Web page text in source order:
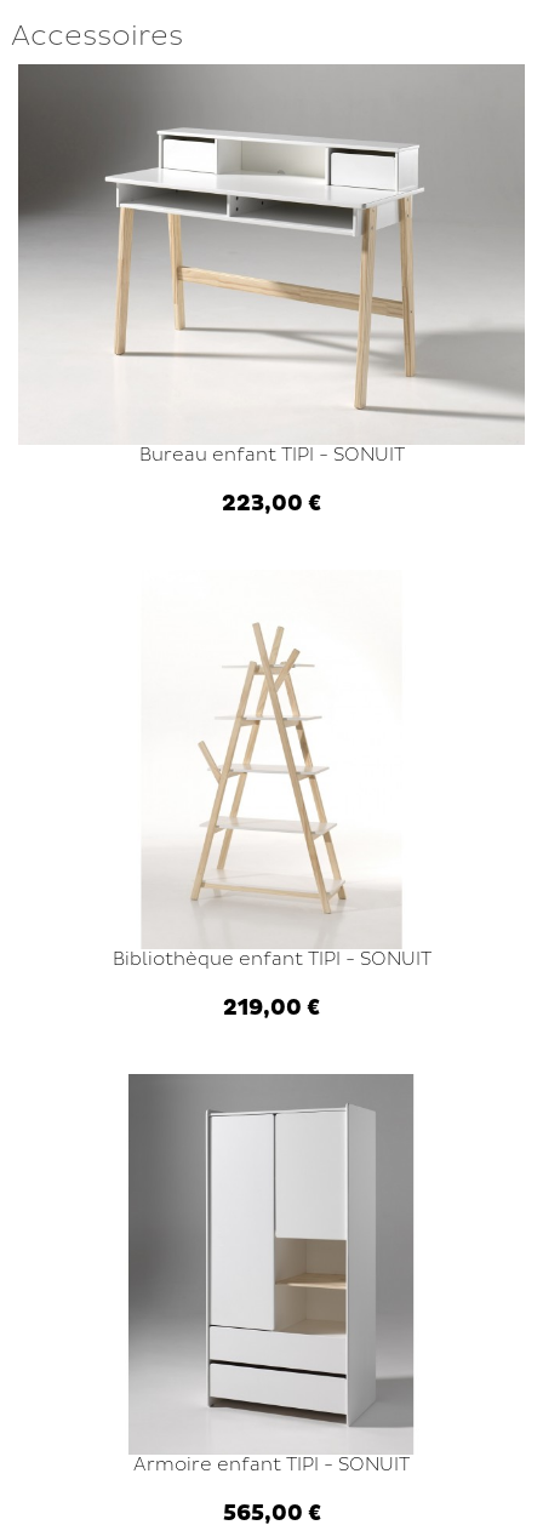
Accessoires
Bureau enfant TIPI - SONUIT
223,00 €
Bibliothèque enfant TIPI - SONUIT
219,00 €
Armoire enfant TIPI - SONUIT
565,00 €